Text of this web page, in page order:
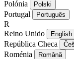
Polónia Polski
Portugal Português
R
Reino Unido
English
República Checa
Roménia Română